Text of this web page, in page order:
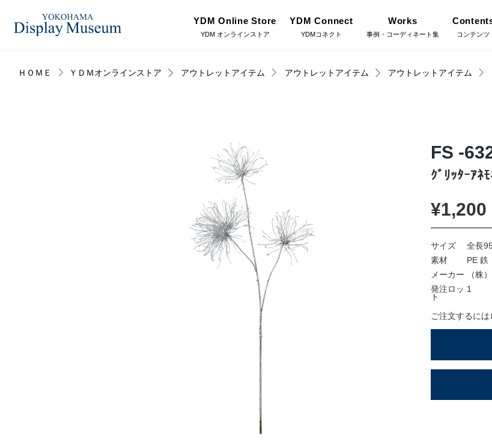
YDM Online Store
YDM オンラインストア
ドライフラワー
フラワーベース・鉢カバ
ディスプレイキット・ノ
ベルティキット
ハロウィン雑貨
アウトレットアイテム
ディスプレイ/デコレー
ションアイテム
YDM Connect
YDMコネクト
Works
事例・コーディネート集 コンテンツ
お問い合わせ
ＨＯＭＥ ＹＤＭオンラインストア アウトレットアイテム アウトレットアイテム アウトレットアイテム
FS -
ｸﾞﾘｯﾀｰｱﾈﾓ
¥1,200
サイズ
全長
素材
PE 鉄
メーカー
（株
発注ロッ
ト
1
ご注文するに